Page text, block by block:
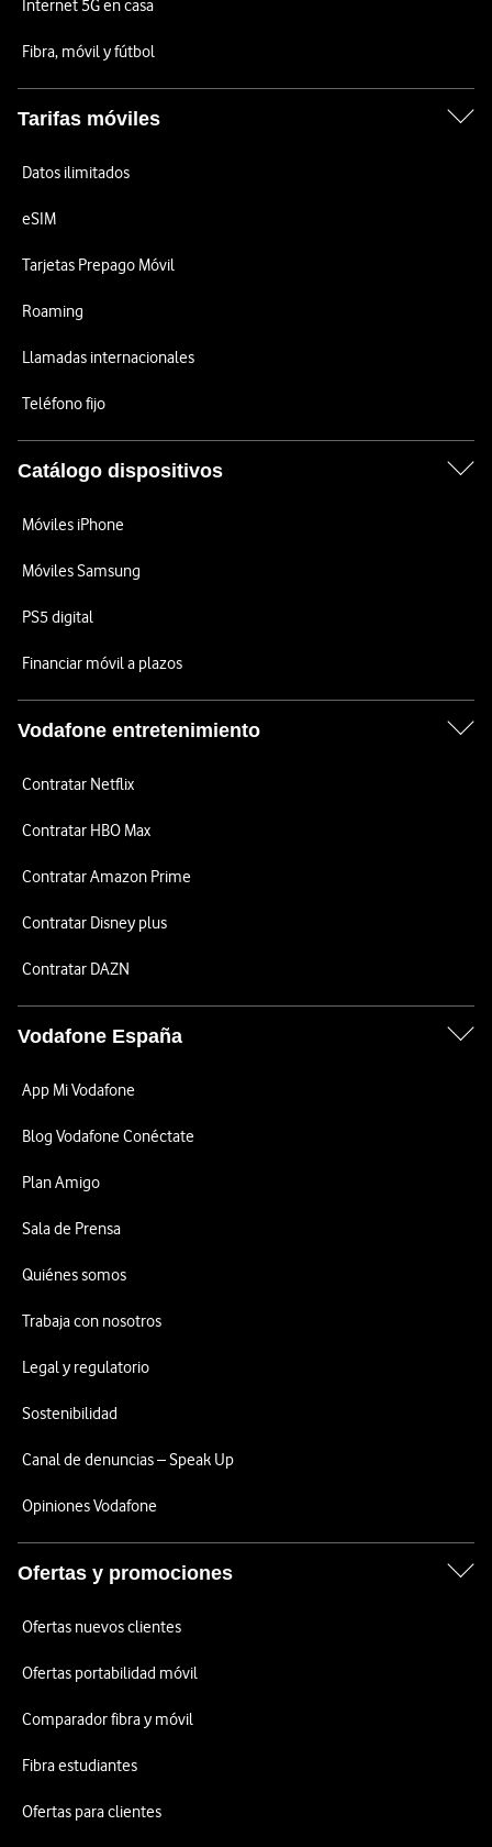
Internet 5G en casa
Fibra, móvil y fútbol
Tarifas móviles
Datos ilimitados
eSIM
Tarjetas Prepago Móvil
Roaming
Llamadas internacionales
Teléfono fijo
Catálogo dispositivos
Móviles iPhone
Móviles Samsung
PS5 digital
Financiar móvil a plazos
Vodafone entretenimiento
Contratar Netflix
Contratar HBO Max
Contratar Amazon Prime
Contratar Disney plus
Contratar DAZN
Vodafone España
App Mi Vodafone
Blog Vodafone Conéctate
Plan Amigo
Sala de Prensa
Quiénes somos
Trabaja con nosotros
Legal y regulatorio
Sostenibilidad
Canal de denuncias – Speak Up
Opiniones Vodafone
Ofertas y promociones
Ofertas nuevos clientes
Ofertas portabilidad móvil
Comparador fibra y móvil
Fibra estudiantes
Ofertas para clientes